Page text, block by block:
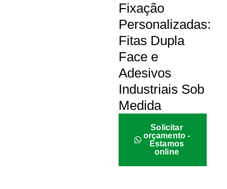
Fixação
Personalizadas:
Fitas Dupla
Face e
Adesivos
Industriais Sob
Medida
Solicitar
orçamento -
Estamos
online